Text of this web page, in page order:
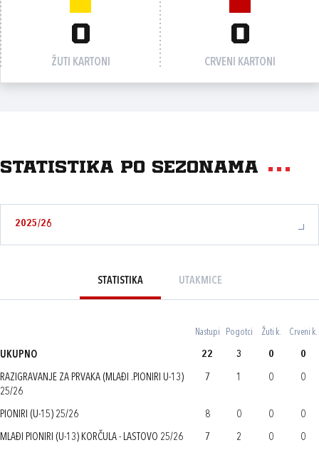
0
ŽUTI KARTONI
0
CRVENI KARTONI
Statistika po sezonama
2025/26
STATISTIKA UTAKMICE
Nastupi Pogotci Žuti k. Crveni k.
UKUPNO 22 3 0 0
RAZIGRAVANJE ZA PRVAKA (MLAĐI .PIONIRI U-13)
25/26
7 1 0 0
PIONIRI (U-15) 25/26 8 0 0 0
MLAĐI PIONIRI (U-13) KORČULA - LASTOVO 25/26 7 2 0 0